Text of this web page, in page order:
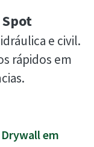
e civil.
rápidos em
em